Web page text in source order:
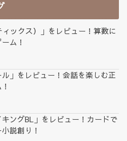
ィックス）」をレビュー！算数に
ム！
ル」をレビュー！会話を楽しむ正
キングBL」をレビュー！カードで
説創り！